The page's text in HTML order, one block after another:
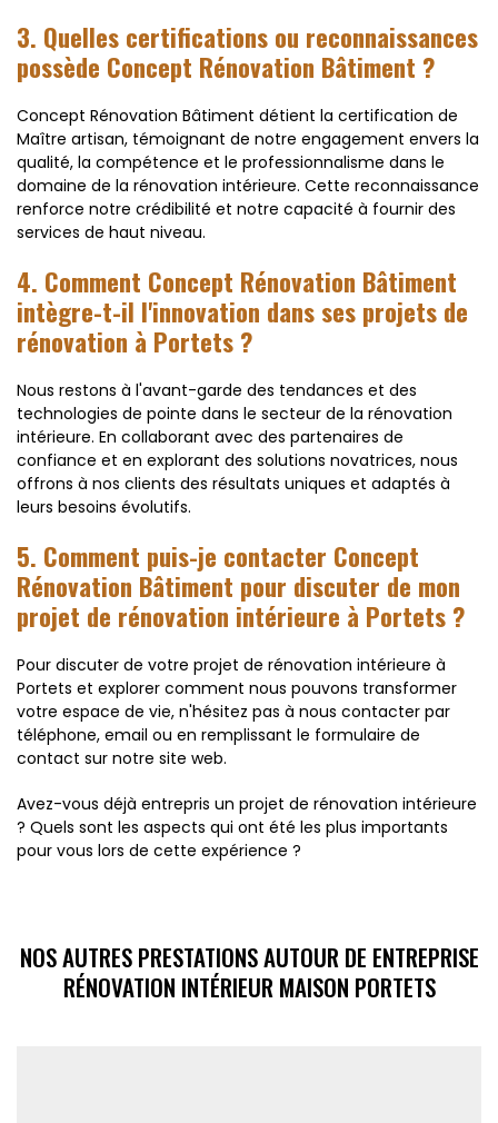
3. Quelles certifications ou reconnaissances
possède Concept Rénovation Bâtiment ?
Concept Rénovation Bâtiment détient la certification de
Maître artisan, témoignant de notre engagement envers la
qualité, la compétence et le professionnalisme dans le
domaine de la rénovation intérieure. Cette reconnaissance
renforce notre crédibilité et notre capacité à fournir des
services de haut niveau.
4. Comment Concept Rénovation Bâtiment
intègre-t-il l'innovation dans ses projets de
rénovation à Portets ?
Nous restons à l'avant-garde des tendances et des
technologies de pointe dans le secteur de la rénovation
intérieure. En collaborant avec des partenaires de
confiance et en explorant des solutions novatrices, nous
offrons à nos clients des résultats uniques et adaptés à
leurs besoins évolutifs.
5. Comment puis-je contacter Concept
Rénovation Bâtiment pour discuter de mon
projet de rénovation intérieure à Portets ?
Pour discuter de votre projet de rénovation intérieure à
Portets et explorer comment nous pouvons transformer
votre espace de vie, n'hésitez pas à nous contacter par
téléphone, email ou en remplissant le formulaire de
contact sur notre site web.
Avez-vous déjà entrepris un projet de rénovation intérieure
? Quels sont les aspects qui ont été les plus importants
pour vous lors de cette expérience ?
NOS AUTRES PRESTATIONS AUTOUR DE ENTREPRISE
RÉNOVATION INTÉRIEUR MAISON PORTETS